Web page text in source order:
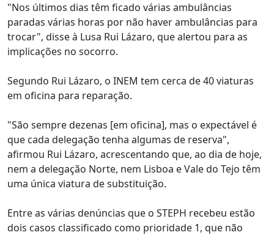
"Nos últimos dias têm ficado várias ambulâncias
paradas várias horas por não haver ambulâncias para
trocar", disse à Lusa Rui Lázaro, que alertou para as
implicações no socorro.
Segundo Rui Lázaro, o INEM tem cerca de 40 viaturas
em oficina para reparação.
"São sempre dezenas [em oficina], mas o expectável é
que cada delegação tenha algumas de reserva",
afirmou Rui Lázaro, acrescentando que, ao dia de hoje,
nem a delegação Norte, nem Lisboa e Vale do Tejo têm
uma única viatura de substituição.
Entre as várias denúncias que o STEPH recebeu estão
dois casos classificado como prioridade 1, que não